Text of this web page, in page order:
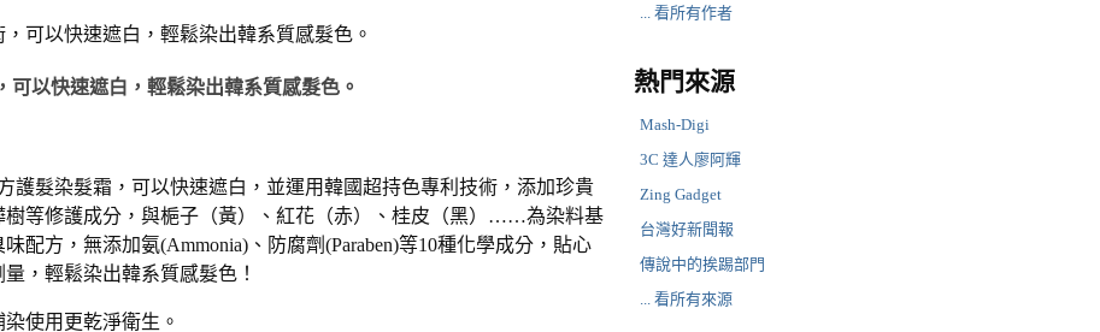
以快速遮白，輕鬆染出韓系質感髮色。
護髮染髮霜，可以快速遮白，並運用韓國超持色專利技術，添加珍貴
樹等修護成分，與梔子（黃）、紅花（赤）、桂皮（黑）……為染料基
配方，無添加氨(Ammonia)、防腐劑(Paraben)等10種化學成分，貼心
，輕鬆染出韓系質感髮色！
... 看所有作者
熱門來源
Mash-Digi
3C 達人廖阿輝
Zing Gadget
台灣好新聞報
傳說中的挨踢部門
... 看所有來源